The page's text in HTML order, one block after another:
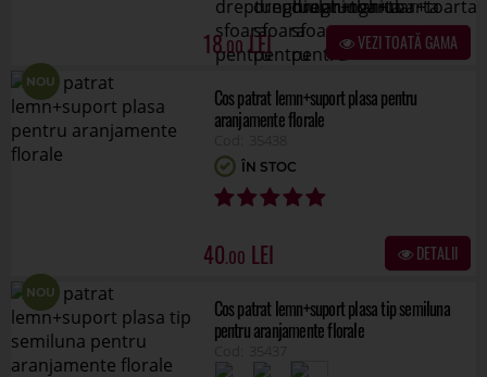
18.00 VEZI TOATĂ GAMA
NOU
Cos patrat lemn+suport plasa pentru
aranjamente florale
ÎN STOC
40.00 DETALII
NOU
Cos patrat lemn+suport plasa tip semiluna
pentru aranjamente florale